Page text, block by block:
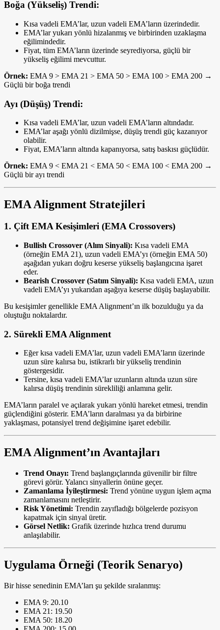
Boğa (Yükseliş) Trendi:
Kısa vadeli EMA’lar, uzun vadeli EMA’ların üzerindedir.
EMA’lar yukarı yönlü hizalanmış ve birbirinden uzaklaşma
eğilimindedir.
Fiyat, tüm EMA’ların üzerinde seyrediyorsa, güçlü bir
yükseliş eğilimi mevcuttur.
Örnek: EMA 9 > EMA 21 > EMA 50 > EMA 100 > EMA 200 →
Güçlü bir boğa trendi
Ayı (Düşüş) Trendi:
Kısa vadeli EMA’lar, uzun vadeli EMA’ların altındadır.
EMA’lar aşağı yönlü dizilmişse, düşüş trendi güç kazanıyor
olabilir.
Fiyat, EMA’ların altında kapanıyorsa, satış baskısı güçlüdür.
Örnek: EMA 9 < EMA 21 < EMA 50 < EMA 100 < EMA 200 →
Güçlü bir ayı trendi
EMA Alignment Stratejileri
1. Çift EMA Kesişimleri (EMA Crossovers)
Bullish Crossover (Alım Sinyali): Kısa vadeli EMA
(örneğin EMA 21), uzun vadeli EMA’yı (örneğin EMA 50)
aşağıdan yukarı doğru keserse yükseliş başlangıcına işaret
eder.
Bearish Crossover (Satım Sinyali): Kısa vadeli EMA, uzun
vadeli EMA’yı yukarıdan aşağıya keserse düşüş başlayabilir.
Bu kesişimler genellikle EMA Alignment’ın ilk bozulduğu ya da
oluştuğu noktalardır.
2. Sürekli EMA Alignment
Eğer kısa vadeli EMA’lar, uzun vadeli EMA’ların üzerinde
uzun süre kalırsa bu, istikrarlı bir yükseliş trendinin
göstergesidir.
Tersine, kısa vadeli EMA’lar uzunların altında uzun süre
kalırsa düşüş trendinin sürekliliği anlamına gelir.
EMA’ların paralel ve açılarak yukarı yönlü hareket etmesi, trendin
güçlendiğini gösterir. EMA’ların daralması ya da birbirine
yaklaşması, potansiyel trend değişimine işaret edebilir.
EMA Alignment’ın Avantajları
Trend Onayı: Trend başlangıçlarında güvenilir bir filtre
görevi görür. Yalancı sinyallerin önüne geçer.
Zamanlama İyileştirmesi: Trend yönüne uygun işlem açma
zamanlamasını netleştirir.
Risk Yönetimi: Trendin zayıfladığı bölgelerde pozisyon
kapatmak için sinyal üretir.
Görsel Netlik: Grafik üzerinde hızlıca trend durumu
anlaşılabilir.
Uygulama Örneği (Teorik Senaryo)
Bir hisse senedinin EMA’ları şu şekilde sıralanmış:
EMA 9: 20.10
EMA 21: 19.50
EMA 50: 18.20